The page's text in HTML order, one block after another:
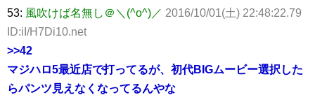
53: 風吹けば名無し＠＼(^o^)／ 2016/10/01(土) 22:48:22.79
ID:iI/H7Di10.net
>>42
マジハロ5最近店で打ってるが、初代BIGムービー選択した
らパンツ見えなくなってるんやな